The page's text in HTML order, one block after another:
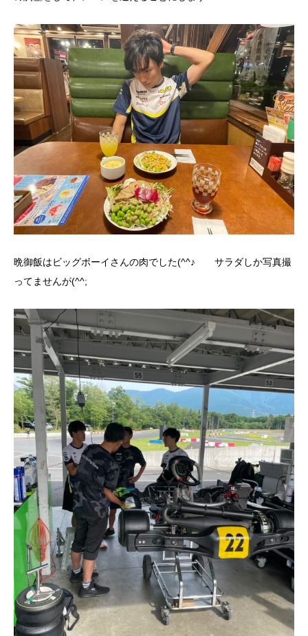
晩御飯はビッグボーイさんの肉でした(^^♪ サラダしか写真撮
ってませんが(^^;